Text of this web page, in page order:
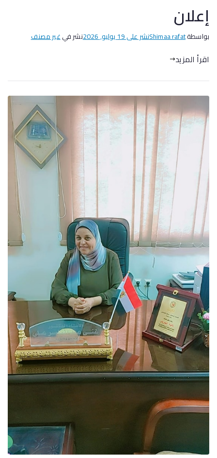
إعلان
بواسطةShimaa rafatنشر على19 يوليو, 2026 نشر فيغير مصنف
اقرأ المزيد